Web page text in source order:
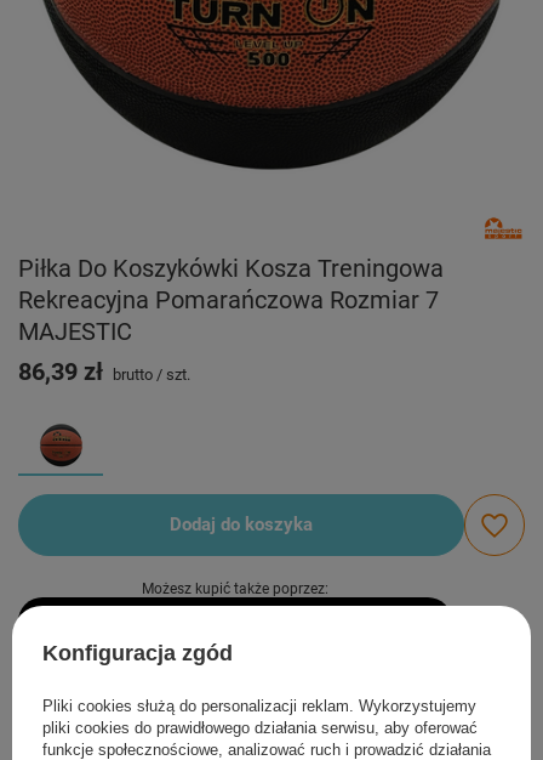
Piłka Do Koszykówki Kosza Treningowa
Rekreacyjna Pomarańczowa Rozmiar 7
MAJESTIC
86,39 zł
brutto / szt.
Dodaj do koszyka
Możesz kupić także poprzez:
Darmowa i szybka dostawa
30dni na łatwy zwrot
Konfiguracja zgód
Pliki cookies służą do personalizacji reklam. Wykorzystujemy
pliki cookies do prawidłowego działania serwisu, aby oferować
funkcje społecznościowe, analizować ruch i prowadzić działania